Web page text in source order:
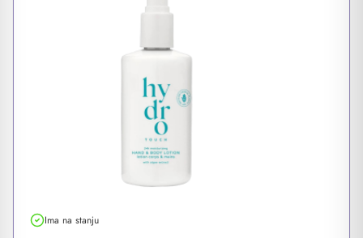
Ima na stanju